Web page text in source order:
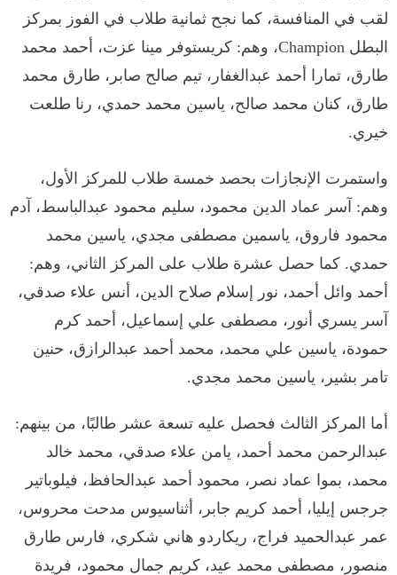
لقب في المنافسة، كما نجح ثمانية طلاب في الفوز بمركز
البطل Champion، وهم: كريستوفر مينا عزت، أحمد محمد
طارق، تمارا أحمد عبدالغفار، تيم صالح صابر، طارق محمد
طارق، كنان محمد صالح، ياسين محمد حمدي، رنا طلعت
خيري.
واستمرت الإنجازات بحصد خمسة طلاب للمركز الأول،
وهم: آسر عماد الدين محمود، سليم محمود عبدالباسط، آدم
محمود فاروق، ياسمين مصطفى مجدي، ياسين محمد
حمدي. كما حصل عشرة طلاب على المركز الثاني، وهم:
أحمد وائل أحمد، نور إسلام صلاح الدين، أنس علاء صدقي،
آسر يسري أنور، مصطفى علي إسماعيل، أحمد كرم
حمودة، ياسين علي محمد، محمد أحمد عبدالرازق، حنين
تامر بشير، ياسين محمد مجدي.
أما المركز الثالث فحصل عليه تسعة عشر طالبًا، من بينهم:
عبدالرحمن محمد أحمد، يامن علاء صدقي، محمد خالد
محمد، بموا عماد نصر، محمود أحمد عبدالحافظ، فيلوباتير
جرجس إيليا، أحمد كريم جابر، أثناسيوس مدحت محروس،
عمر عبدالحميد فراج، ريكاردو هاني شكري، فارس طارق
منصور، مصطفى محمد عيد، كريم جمال محمود، فريدة